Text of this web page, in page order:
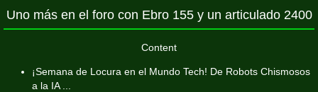
Uno más en el foro con Ebro 155 y un articulado 2400
Content
¡Semana de Locura en el Mundo Tech! De Robots Chismosos
a la IA ...